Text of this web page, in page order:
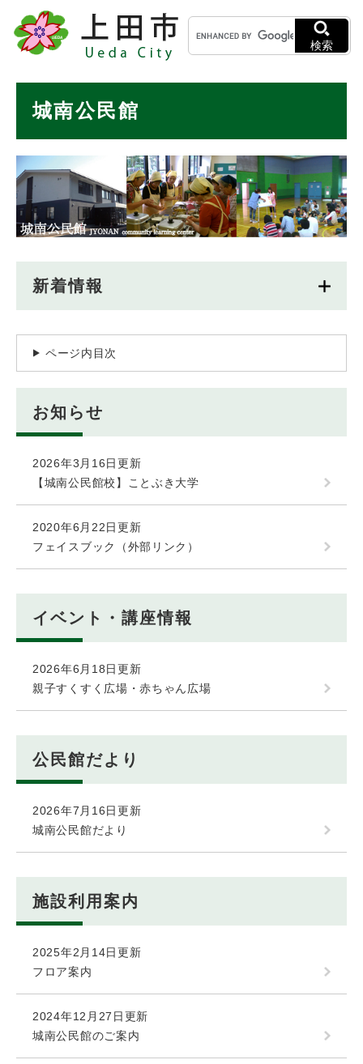
メニューを飛ばして本文へ
キ
ー
ワ
検索
城南公民館
新着情報
ページ内目次
お知らせ
2026年3月16日更新
【城南公民館校】ことぶき大学
2020年6月22日更新
フェイスブック（外部リンク）
イベント・講座情報
2026年6月18日更新
親子すくすく広場・赤ちゃん広場
公民館だより
2026年7月16日更新
城南公民館だより
施設利用案内
2025年2月14日更新
フロア案内
2024年12月27日更新
城南公民館のご案内